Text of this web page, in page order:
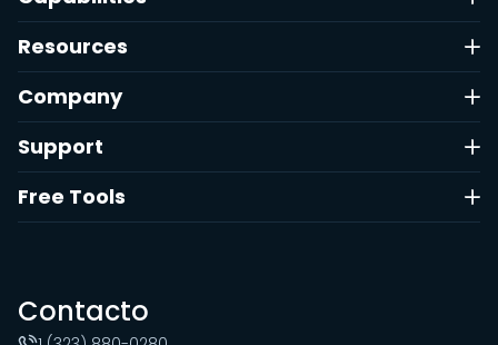
Resources
Company
Support
Free Tools
Contacto